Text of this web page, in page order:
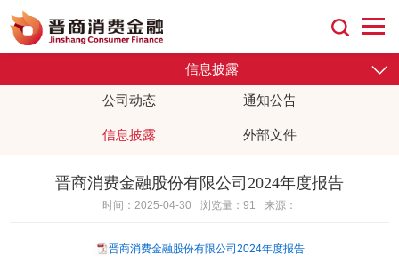
信息披露
公司动态 通知公告
信息披露 外部文件
晋商消费金融股份有限公司2024年度报告
时间：2025-04-30 浏览量：91 来源：
晋商消费金融股份有限公司2024年度报告